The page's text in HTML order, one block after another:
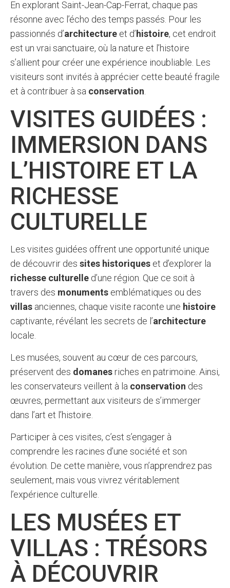
En explorant Saint-Jean-Cap-Ferrat, chaque pas
résonne avec l’écho des temps passés. Pour les
passionnés d’architecture et d’histoire, cet endroit
est un vrai sanctuaire, où la nature et l’histoire
s’allient pour créer une expérience inoubliable. Les
visiteurs sont invités à apprécier cette beauté fragile
et à contribuer à sa conservation
VISITES GUIDÉES :
IMMERSION DANS
L’HISTOIRE ET LA
RICHESSE
CULTURELLE
Les visites guidées offrent une opportunité unique
de découvrir des sites historiques et d’explorer la
richesse culturelle d’une région. Que ce soit à
travers des monuments emblématiques ou des
villas anciennes, chaque visite raconte une histoire
captivante, révélant les secrets de l’architecture
locale.
Les musées, souvent au cœur de ces parcours,
préservent des domanes riches en patrimoine. Ainsi,
les conservateurs veillent à la conservation des
œuvres, permettant aux visiteurs de s’immerger
dans l’art et l’histoire.
Participer à ces visites, c’est s’engager à
comprendre les racines d’une société et son
évolution. De cette manière, vous n’apprendrez pas
seulement, mais vous vivrez véritablement
l’expérience culturelle.
LES MUSÉES ET
VILLAS : TRÉSORS
À DÉCOUVRIR